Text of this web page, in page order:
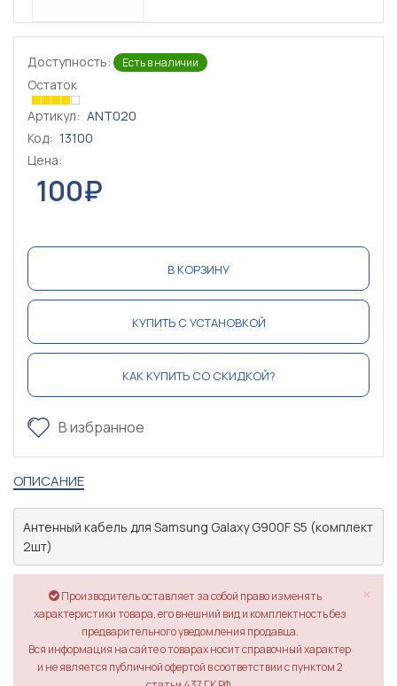
Доступность: Есть в наличии
Остаток
Артикул: ANT020
Код: 13100
Цена:
100₽
В КОРЗИНУ
КУПИТЬ С УСТАНОВКОЙ
КАК КУПИТЬ СО СКИДКОЙ?
В избранное
ОПИСАНИЕ
Антенный кабель для Samsung Galaxy G900F S5 (комплект
2шт)
×
Производитель оставляет за собой право изменять
характеристики товара, его внешний вид и комплектность без
предварительного уведомления продавца.
Вся информация на сайте о товарах носит справочный характер
и не является публичной офертой в соответствии с пунктом 2